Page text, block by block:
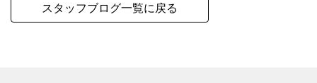
スタッフブログ一覧に戻る